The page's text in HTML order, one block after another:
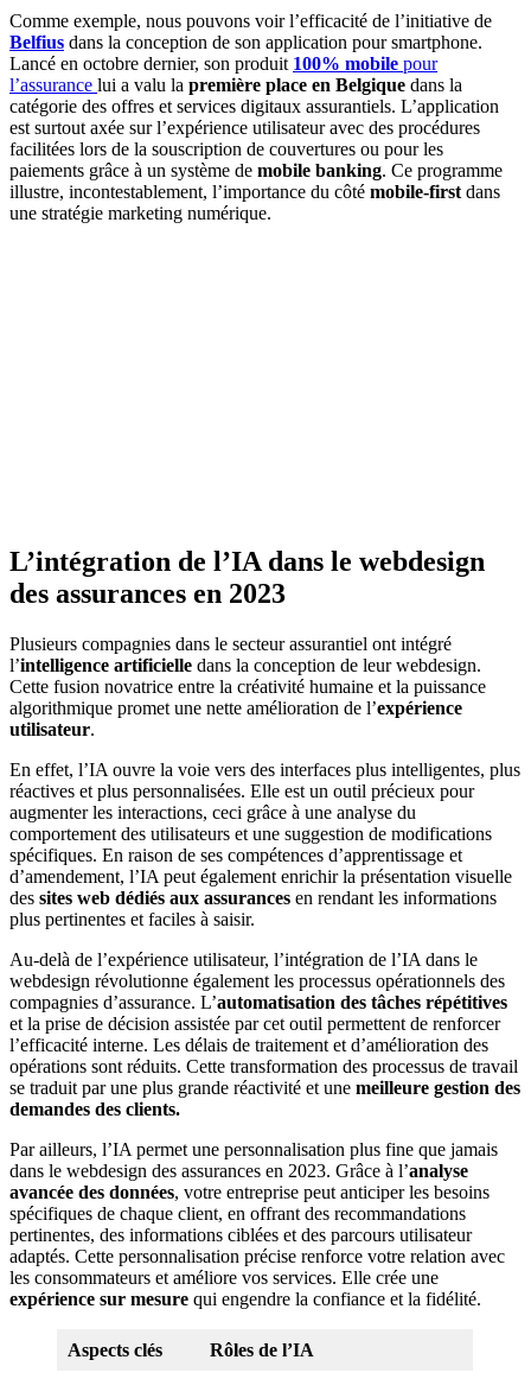
Comme exemple, nous pouvons voir l’efficacité de l’initiative de
Belfius dans la conception de son application pour smartphone.
Lancé en octobre dernier, son produit 100% mobile pour
l’assurance lui a valu la première place en Belgique dans la
catégorie des offres et services digitaux assurantiels. L’application
est surtout axée sur l’expérience utilisateur avec des procédures
facilitées lors de la souscription de couvertures ou pour les
paiements grâce à un système de mobile banking. Ce programme
illustre, incontestablement, l’importance du côté mobile-first dans
une stratégie marketing numérique.
L’intégration de l’IA dans le webdesign
des assurances en 2023
Plusieurs compagnies dans le secteur assurantiel ont intégré
l’intelligence artificielle dans la conception de leur webdesign.
Cette fusion novatrice entre la créativité humaine et la puissance
algorithmique promet une nette amélioration de l’expérience
utilisateur.
En effet, l’IA ouvre la voie vers des interfaces plus intelligentes, plus
réactives et plus personnalisées. Elle est un outil précieux pour
augmenter les interactions, ceci grâce à une analyse du
comportement des utilisateurs et une suggestion de modifications
spécifiques. En raison de ses compétences d’apprentissage et
d’amendement, l’IA peut également enrichir la présentation visuelle
des sites web dédiés aux assurances en rendant les informations
plus pertinentes et faciles à saisir.
Au-delà de l’expérience utilisateur, l’intégration de l’IA dans le
webdesign révolutionne également les processus opérationnels des
compagnies d’assurance. L’automatisation des tâches répétitives
et la prise de décision assistée par cet outil permettent de renforcer
l’efficacité interne. Les délais de traitement et d’amélioration des
opérations sont réduits. Cette transformation des processus de travail
se traduit par une plus grande réactivité et une meilleure gestion des
demandes des clients.
Par ailleurs, l’IA permet une personnalisation plus fine que jamais
dans le webdesign des assurances en 2023. Grâce à l’analyse
avancée des données, votre entreprise peut anticiper les besoins
spécifiques de chaque client, en offrant des recommandations
pertinentes, des informations ciblées et des parcours utilisateur
adaptés. Cette personnalisation précise renforce votre relation avec
les consommateurs et améliore vos services. Elle crée une
expérience sur mesure qui engendre la confiance et la fidélité.
Aspects clés Rôles de l’IA